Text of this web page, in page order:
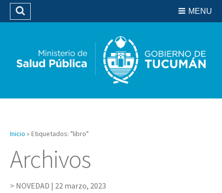
Biblioteca
MENU
Buscar
Inicio » Etiquetados: "libro"
Archivos
NOVEDAD | 22 marzo, 2023